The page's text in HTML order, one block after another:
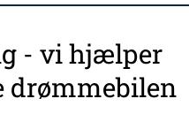
- vi hjælper
drømmebilen